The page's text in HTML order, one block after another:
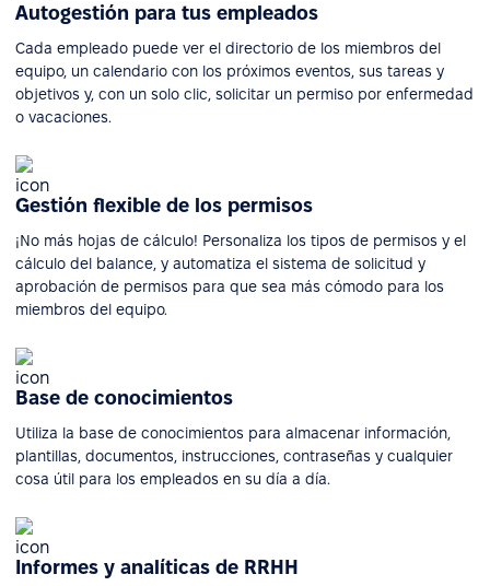
Autogestión para tus empleados
Cada empleado puede ver el directorio de los miembros del
equipo, un calendario con los próximos eventos, sus tareas y
objetivos y, con un solo clic, solicitar un permiso por enfermedad
o vacaciones.
Gestión flexible de los permisos
¡No más hojas de cálculo! Personaliza los tipos de permisos y el
cálculo del balance, y automatiza el sistema de solicitud y
aprobación de permisos para que sea más cómodo para los
miembros del equipo.
Base de conocimientos
Utiliza la base de conocimientos para almacenar información,
plantillas, documentos, instrucciones, contraseñas y cualquier
cosa útil para los empleados en su día a día.
Informes y analíticas de RRHH